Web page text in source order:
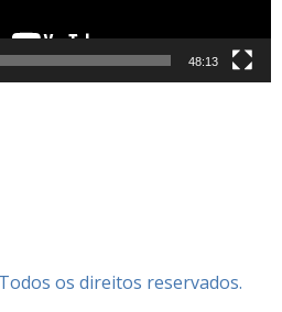
48:13
os direitos reservados.